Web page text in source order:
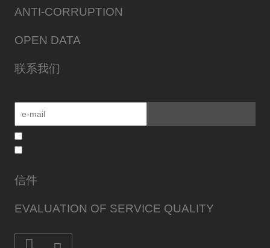
ANTI-CORRUPTION
OPEN DATA
联系我们
信件
EVALUATION OF SERVICE QUALITY